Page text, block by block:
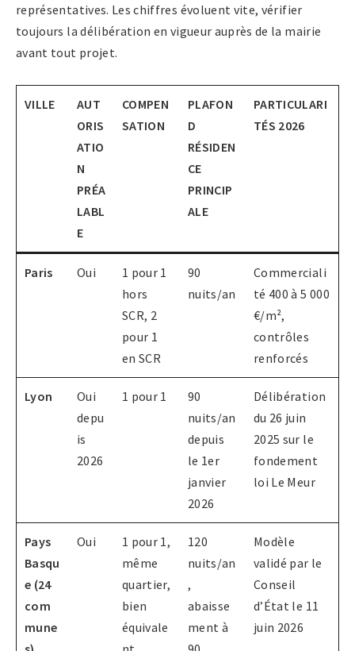
représentatives. Les chiffres évoluent vite, vérifier
toujours la délibération en vigueur auprès de la mairie
avant tout projet.
VILLE
AUT
ORIS
ATIO
N
PRÉA
LABL
E
COMPEN
SATION
PLAFON
D
RÉSIDEN
CE
PRINCIP
ALE
PARTICULARI
TÉS 2026
Paris Oui
1 pour 1
hors
SCR, 2
pour 1
en SCR
90
nuits/an
Commerciali
té 400 à 5 000
€/m²,
contrôles
renforcés
Lyon
Oui
depu
is
2026
1 pour 1
90
nuits/an
depuis
le 1er
janvier
2026
Délibération
du 26 juin
2025 sur le
fondement
loi Le Meur
Pays
Basqu
e (24
com
mune
Oui
1 pour 1,
même
quartier,
bien
équivale
120
nuits/an
,
abaisse
ment à
Modèle
validé par le
Conseil
d’État le 11
juin 2026